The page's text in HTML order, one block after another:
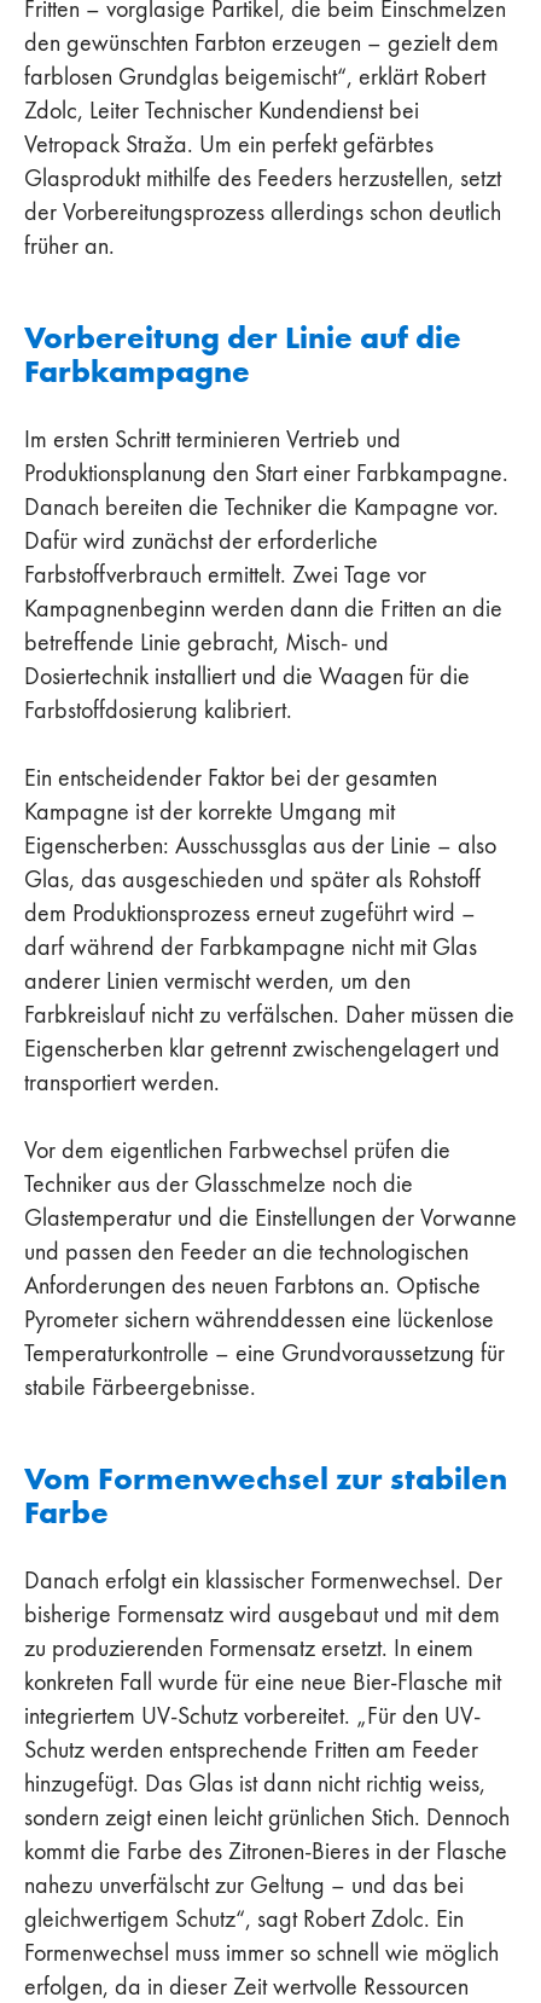
Fritten – vorglasige Partikel, die beim Einschmelzen
den gewünschten Farbton erzeugen – gezielt dem
farblosen Grundglas beigemischt“, erklärt Robert
Zdolc, Leiter Technischer Kundendienst bei
Vetropack Straža. Um ein perfekt gefärbtes
Glasprodukt mithilfe des Feeders herzustellen, setzt
der Vorbereitungsprozess allerdings schon deutlich
früher an.
Vorbereitung der Linie auf die
Farbkampagne
Im ersten Schritt terminieren Vertrieb und
Produktionsplanung den Start einer Farbkampagne.
Danach bereiten die Techniker die Kampagne vor.
Dafür wird zunächst der erforderliche
Farbstoffverbrauch ermittelt. Zwei Tage vor
Kampagnenbeginn werden dann die Fritten an die
betreffende Linie gebracht, Misch- und
Dosiertechnik installiert und die Waagen für die
Farbstoffdosierung kalibriert.
Ein entscheidender Faktor bei der gesamten
Kampagne ist der korrekte Umgang mit
Eigenscherben: Ausschussglas aus der Linie – also
Glas, das ausgeschieden und später als Rohstoff
dem Produktionsprozess erneut zugeführt wird –
darf während der Farbkampagne nicht mit Glas
anderer Linien vermischt werden, um den
Farbkreislauf nicht zu verfälschen. Daher müssen die
Eigenscherben klar getrennt zwischengelagert und
transportiert werden.
Vor dem eigentlichen Farbwechsel prüfen die
Techniker aus der Glasschmelze noch die
Glastemperatur und die Einstellungen der Vorwanne
und passen den Feeder an die technologischen
Anforderungen des neuen Farbtons an. Optische
Pyrometer sichern währenddessen eine lückenlose
Temperaturkontrolle – eine Grundvoraussetzung für
stabile Färbeergebnisse.
Vom Formenwechsel zur stabilen
Farbe
Danach erfolgt ein klassischer Formenwechsel. Der
bisherige Formensatz wird ausgebaut und mit dem
zu produzierenden Formensatz ersetzt. In einem
konkreten Fall wurde für eine neue Bier-Flasche mit
integriertem UV-Schutz vorbereitet. „Für den UV-
Schutz werden entsprechende Fritten am Feeder
hinzugefügt. Das Glas ist dann nicht richtig weiss,
sondern zeigt einen leicht grünlichen Stich. Dennoch
kommt die Farbe des Zitronen-Bieres in der Flasche
nahezu unverfälscht zur Geltung – und das bei
gleichwertigem Schutz“, sagt Robert Zdolc. Ein
Formenwechsel muss immer so schnell wie möglich
erfolgen, da in dieser Zeit wertvolle Ressourcen